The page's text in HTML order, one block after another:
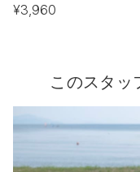
¥3,960
このスタッ